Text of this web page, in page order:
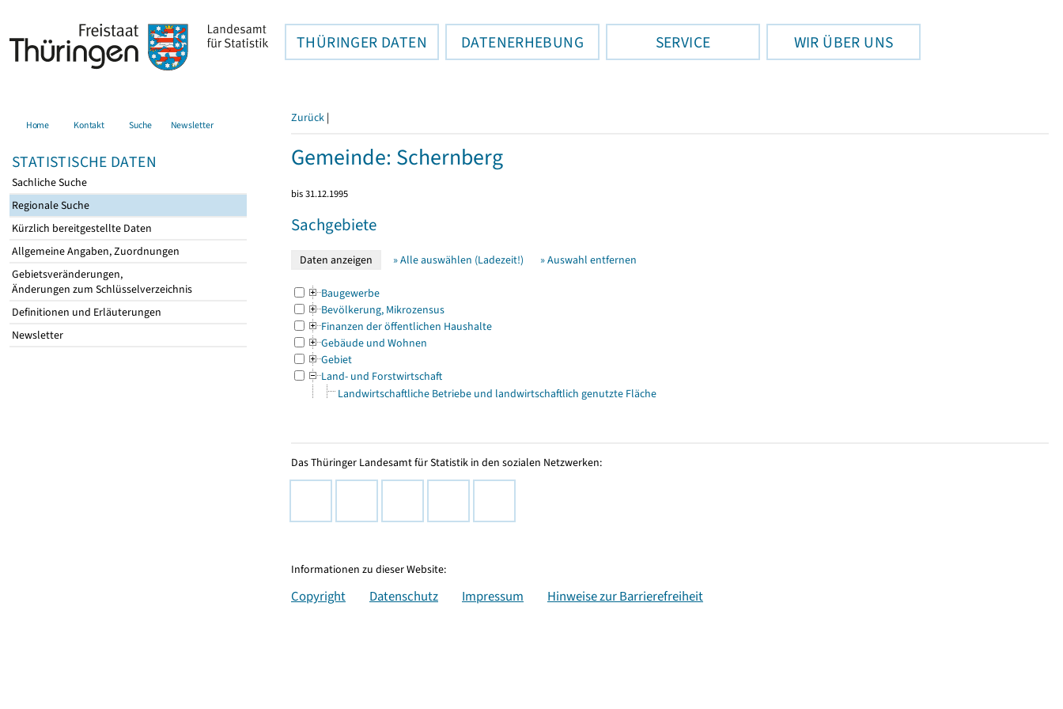
THÜRINGER DATEN DATENERHEBUNG SERVICE WIR ÜBER UNS
Home Kontakt Suche Newsletter
STATISTISCHE DATEN
Sachliche Suche
Regionale Suche
Kürzlich bereitgestellte Daten
Allgemeine Angaben, Zuordnungen
Gebietsveränderungen,
Änderungen zum Schlüsselverzeichnis
Definitionen und Erläuterungen
Newsletter
Zurück |
Gemeinde: Schernberg
bis 31.12.1995
Sachgebiete
» Alle auswählen (Ladezeit!) » Auswahl entfernen
Baugewerbe
Bevölkerung, Mikrozensus
Finanzen der öffentlichen Haushalte
Gebäude und Wohnen
Gebiet
Land- und Forstwirtschaft
Landwirtschaftliche Betriebe und landwirtschaftlich genutzte Fläche
Das Thüringer Landesamt für Statistik in den sozialen Netzwerken:
Informationen zu dieser Website:
Copyright Datenschutz Impressum Hinweise zur Barrierefreiheit